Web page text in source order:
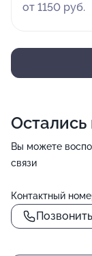
от 1150 руб.
Остались
Вы можете
связи
Контактный
Позвонить